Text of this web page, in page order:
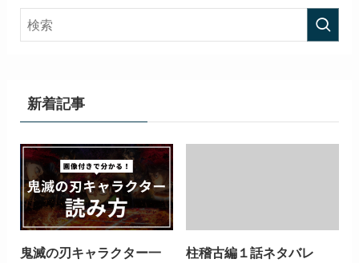
新着記事
鬼滅の刃キャラクター一
柱稽古編１話ネタバレ